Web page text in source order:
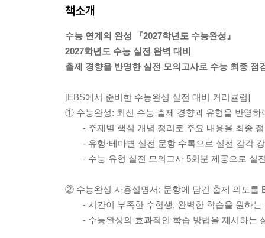
책소개
수능 연계의 완성 『2027학년도 수능완성』
2027학년도 수능 실전 완벽 대비
출제 경향을 반영한 실전 모의고사로 수능 최종 점
[EBS에서 준비한 수능완성 실전 대비 커리큘럼]
① 수능완성: 최신 수능 출제 경향과 유형을 반영
- 주제별 핵심 개념 정리로 주요 내용을 최종
- 유형·테마별 실전 문항 수록으로 실전 감각
- 수능 유형 실전 모의고사 5회분 제공으로 실
② 수능완성 사용설명서: 문항에 담긴 출제 의도를
- 시간이 부족한 수험생, 완벽한 학습을 원하는
- 수능완성의 효과적인 학습 방법을 제시하는